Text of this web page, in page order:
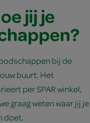
jij je
bij de
buurt. Het
per SPAR winkel,
graag weten waar jij je
doet.